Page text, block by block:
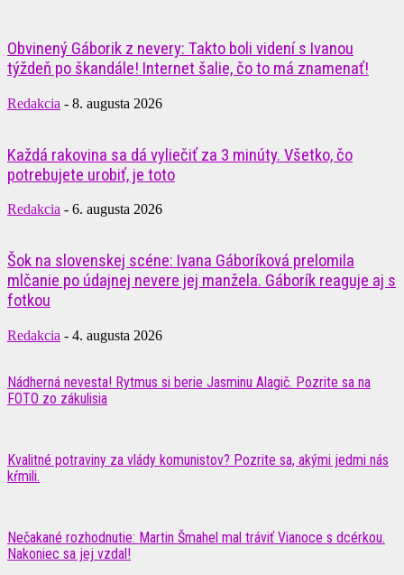
Obvinený Gáborik z nevery: Takto boli videní s Ivanou
týždeň po škandále! Internet šalie, čo to má znamenať!
Redakcia - 8. augusta 2026
Každá rakovina sa dá vyliečiť za 3 minúty. Všetko, čo
potrebujete urobiť, je toto
Redakcia - 6. augusta 2026
Šok na slovenskej scéne: Ivana Gáboríková prelomila
mlčanie po údajnej nevere jej manžela. Gáborík reaguje aj s
fotkou
Redakcia - 4. augusta 2026
Nádherná nevesta! Rytmus si berie Jasminu Alagič. Pozrite sa na
FOTO zo zákulisia
Kvalitné potraviny za vlády komunistov? Pozrite sa, akými jedmi nás
kŕmili.
Nečakané rozhodnutie: Martin Šmahel mal tráviť Vianoce s dcérkou.
Nakoniec sa jej vzdal!